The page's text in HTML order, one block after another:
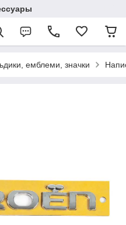
емблеми, значки